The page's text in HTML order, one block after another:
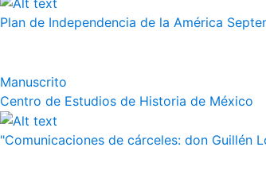
Plan de Independencia de la América
Manuscrito
Centro de Estudios de Historia de México
"Comunicaciones de cárceles: don Guillén